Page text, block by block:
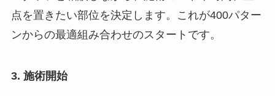
点を置きたい部位を決定します。これが400パター
ンからの最適組み合わせのスタートです。
3. 施術開始